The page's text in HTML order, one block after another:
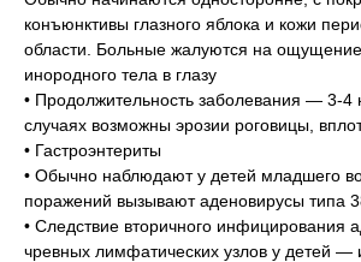
конъюнктивы глазного яблока и кожи
области. Больные жалуются на ощущение
инородного тела в глазу
• Продолжительность заболевания — 3-4
случаях возможны эрозии роговицы,
• Гастроэнтериты
• Обычно наблюдают у детей младшего
поражений вызывают аденовирусы типа
• Следствие вторичного инфицирования
чревных лимфатических узлов у детей —